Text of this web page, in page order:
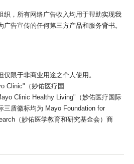
织，所有网络广告收入均用于帮助实现我
告宣传的任何第三方产品和服务背书。
限于非商业用途之个人使用。
Clinic"（妙佑医疗国
Clinic Healthy Living"（妙佑医疗国际
三盾徽标均为 Mayo Foundation for
（妙佑医学教育和研究基金会）商